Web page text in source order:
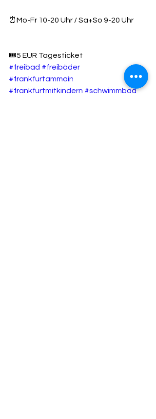
⏰Mo-Fr 10-20 Uhr / Sa+So 9-20 Uhr
🎟5 EUR Tagesticket
#freibad #freibäder
#frankfurtammain
#frankfurtmitkindern #schwimmbad